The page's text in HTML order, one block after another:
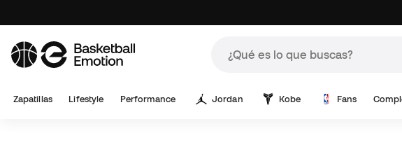
Zapatillas Lifestyle Performance Jordan Kobe Fans